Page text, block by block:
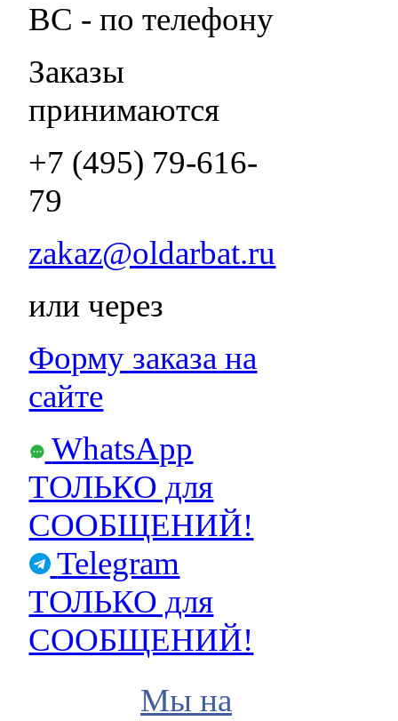
ВС - по телефону
Заказы
принимаются
+7 (495) 79-616-
79
zakaz@oldarbat.ru
или через
Форму заказа на
сайте
WhatsApp
ТОЛЬКО для
СООБЩЕНИЙ!
Telegram
ТОЛЬКО для
СООБЩЕНИЙ!
Мы на